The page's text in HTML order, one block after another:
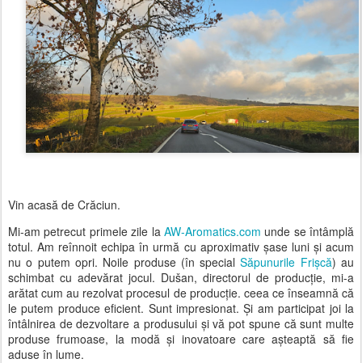
Vin acasă de Crăciun.
Mi-am petrecut primele zile la AW-Aromatics.com unde se întâmplă
totul. Am reînnoit echipa în urmă cu aproximativ șase luni și acum
nu o putem opri. Noile produse (în specialSăpunurile Frișcă) au
schimbat cu adevărat jocul. Dušan, directorul de producție, mi-a
arătat cum au rezolvat procesul de producție. ceea ce înseamnă că
le putem produce eficient. Sunt impresionat. Și am participat joi la
întâlnirea de dezvoltare a produsului și vă pot spune că sunt multe
produse frumoase, la modă și inovatoare care așteaptă să fie
aduse în lume.